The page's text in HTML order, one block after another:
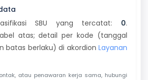
SBU yang tercatat: 0.
atas; detail per kode (tanggal
batas berlaku) di akordion Layanan
atau penawaran kerja sama, hubungi